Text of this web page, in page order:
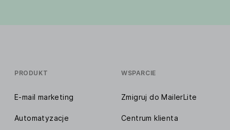
PRODUKT
E-mail marketing
Automatyzacje
WSPARCIE
Zmigruj do MailerLite
Centrum klienta